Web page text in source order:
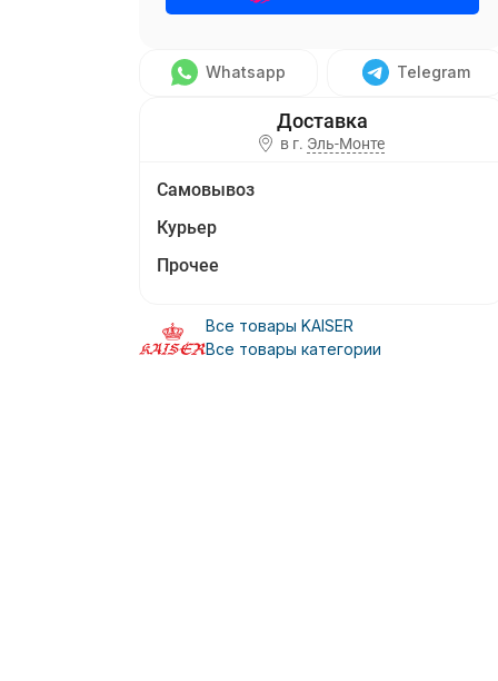
Whatsapp Telegram
в г. Эль-Монте
Самовывоз
Курьер
Прочее
Все товары KAISER
Все товары категории